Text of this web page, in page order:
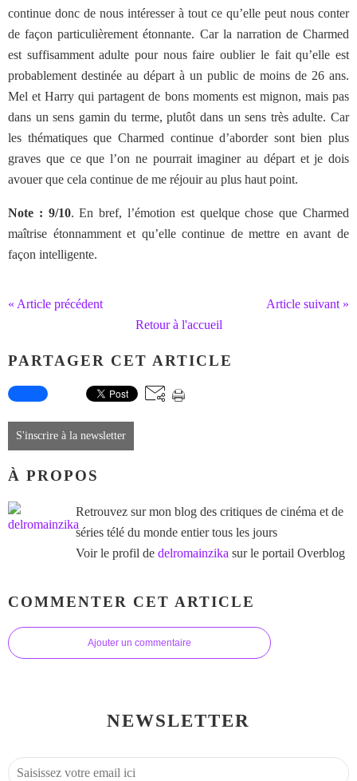
continue donc de nous intéresser à tout ce qu’elle peut nous conter
de façon particulièrement étonnante. Car la narration de Charmed
est suffisamment adulte pour nous faire oublier le fait qu’elle est
probablement destinée au départ à un public de moins de 26 ans.
Mel et Harry qui partagent de bons moments est mignon, mais pas
dans un sens gamin du terme, plutôt dans un sens très adulte. Car
les thématiques que Charmed continue d’aborder sont bien plus
graves que ce que l’on ne pourrait imaginer au départ et je dois
avouer que cela continue de me réjouir au plus haut point.
Note : 9/10. En bref, l’émotion est quelque chose que Charmed
maîtrise étonnamment et qu’elle continue de mettre en avant de
façon intelligente.
« Article précédent
Article suivant »
Retour à l'accueil
PARTAGER CET ARTICLE
S'inscrire à la newsletter
À PROPOS
Retrouvez sur mon blog des critiques de cinéma et de
séries télé du monde entier tous les jours
Voir le profil de delromainzika sur le portail Overblog
COMMENTER CET ARTICLE
Ajouter un commentaire
NEWSLETTER